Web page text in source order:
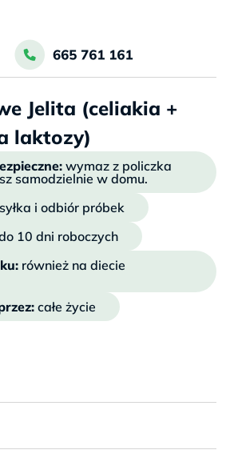
Jelita (celiakia +
laktozy)
wymaz z policzka
samodzielnie w domu.
i odbiór próbek
10 dni roboczych
również na diecie
całe życie